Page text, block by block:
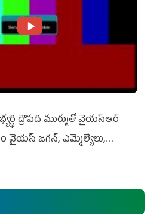
ద్రౌప‌ది ముర్ముతో వైయ‌స్ఆర్
వైయ‌స్ జ‌గ‌న్, ఎమ్మెల్యేలు,